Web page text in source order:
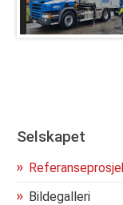
Selskapet
Bildegalleri